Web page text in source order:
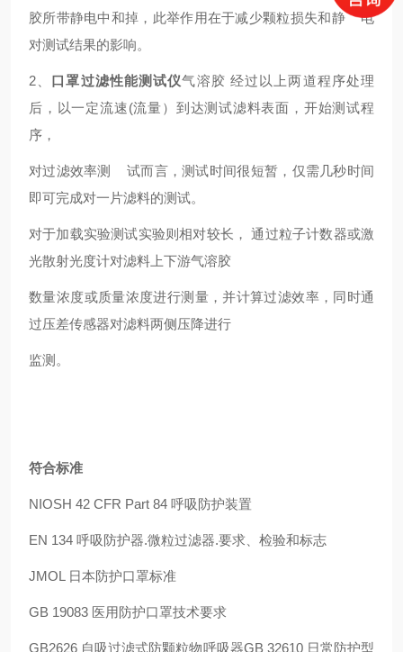
胶所带静电中和掉，此举作用在于减少颗粒损失和静 电
对测试结果的影响。
2、 口罩过滤性能测试仪气溶胶 经过以上两道程序处理
后，以一定流速(流量）到达测试滤料表面，开始测试程
序，
对过滤效率测 试而言，测试时间很短暂，仅需几秒时间
即可完成对一片滤料的测试。
对于加载实验测试实验则相对较长， 通过粒子计数器或激
光散射光度计对滤料上下游气溶胶
数量浓度或质量浓度进行测量，并计算过滤效率，同时通
过压差传感器对滤料两侧压降进行
监测。
符合标准
NIOSH 42 CFR Part 84 呼吸防护装置
EN 134 呼吸防护器.微粒过滤器.要求、检验和标志
JMOL 日本防护口罩标准
GB 19083 医用防护口罩技术要求
GB2626 自吸过滤式防颗粒物呼吸器GB 32610 日常防护型